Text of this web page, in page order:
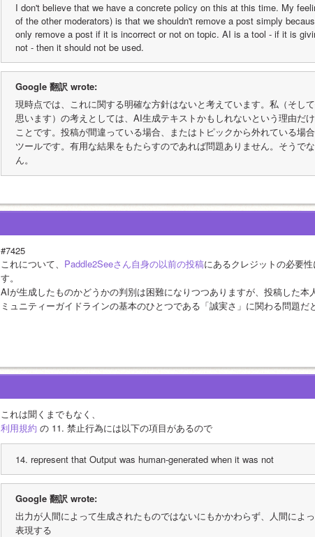
I don't believe that we have a concrete policy on this at this time. My
of the other moderators) is that we shouldn't remove a post simply
only remove a post if it is incorrect or not on topic. AI is a tool - if it is
not - then it should not be used.
Google 翻訳 wrote:
現時点では、これに関する明確な方針はないと考えています。私（そし
思います）の考えとしては、AI生成テキストかもしれないという理由だ
ことです。投稿が間違っている場合、またはトピックから外れている場
ツールです。有用な結果をもたらすのであれば問題ありません。そうで
ん。
#7425
これについて、 Paddle2Seeさん自身の以前の投稿にあるクレジットの必要
す。
AIが生成したものかどうかの判別は困難になりつつありますが、投稿した本
ミュニティーガイドラインの基本のひとつである「誠実さ」に関わる問題だ
これは聞くまでもなく、
利用規約 の 11. 禁止行為には以下の項目があるので
14. represent that Output was human-generated when it was not
Google 翻訳 wrote:
出力が人間によって生成されたものではないにもかかわらず、人間によ
表現する